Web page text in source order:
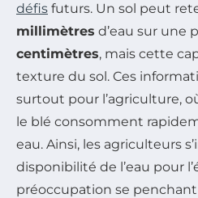
défis futurs. Un sol peut
millimètres d’eau sur une
centimètres, mais cette
texture du sol. Ces
surtout pour l’agriculture,
le blé consomment
eau. Ainsi, les agriculteurs
disponibilité de l’eau pour
préoccupation se penchant